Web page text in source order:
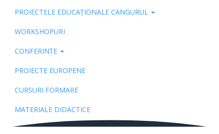
PROIECTELE EDUCAȚIONALE CANGURUL
WORKSHOPURI
CONFERINȚE
PROIECTE EUROPENE
CURSURI FORMARE
MATERIALE DIDACTICE